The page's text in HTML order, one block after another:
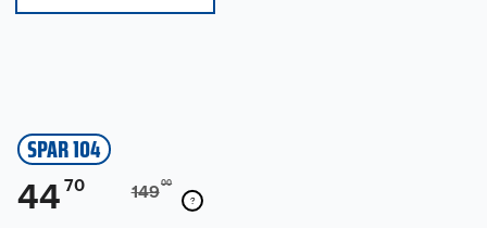
SPAR 104
44 70 14900